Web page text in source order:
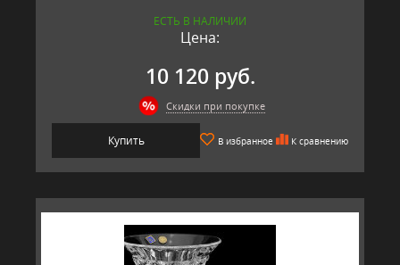
ЕСТЬ В НАЛИЧИИ
Цена:
10 120 руб.
Скидки при покупке
Купить В избранное К сравнению